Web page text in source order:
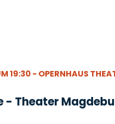
19:30 - OPERNHAUS
- Theater